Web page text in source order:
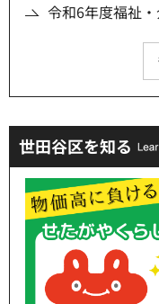
令和6年度福祉
世田谷区を知る